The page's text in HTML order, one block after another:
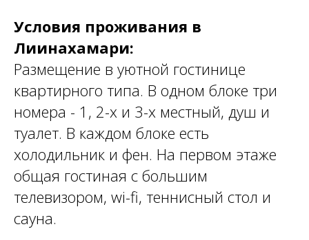
Условия проживания в
Лиинахамари:
Размещение в уютной гостинице
квартирного типа. В одном блоке три
номера - 1, 2-х и 3-х местный, душ и
туалет. В каждом блоке есть
холодильник и фен. На первом этаже
общая гостиная с большим
телевизором, wi-fi, теннисный стол и
сауна.